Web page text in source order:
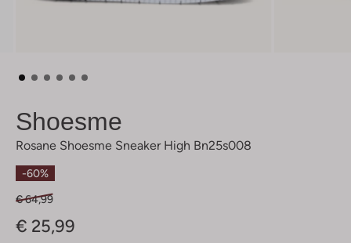
Shoesme
Rosane Shoesme Sneaker High Bn25s008
-60%
€ 64,99
€ 25,99